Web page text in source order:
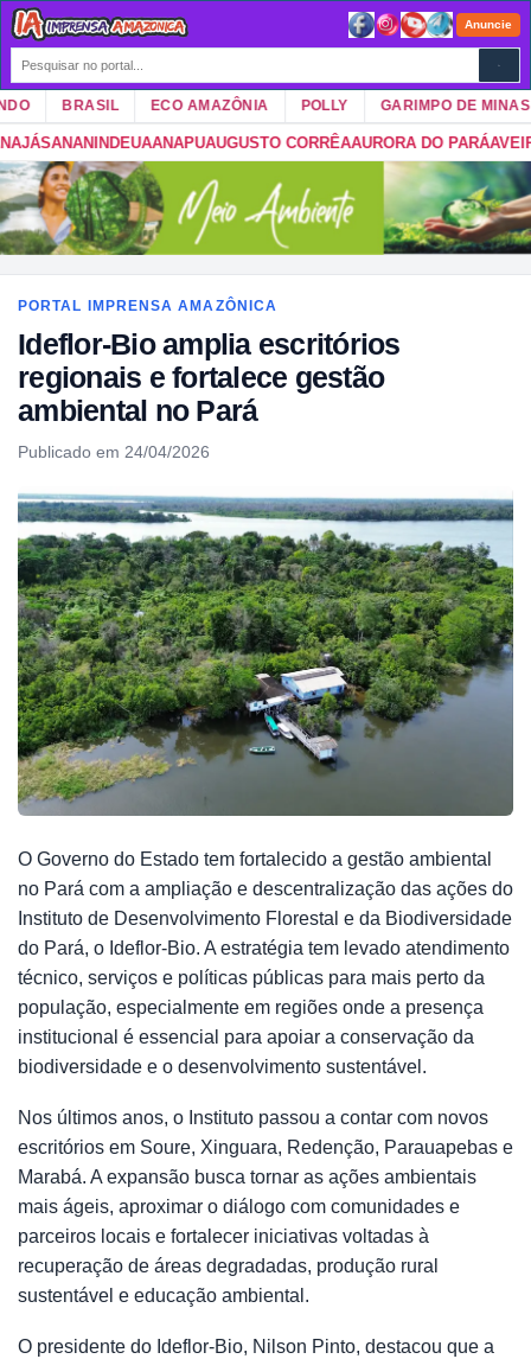
Anuncie
BRASIL ECO AMAZÔNIA POLLY GARIMPO DE MINAS
ANAPUAUGUSTO CORRÊAAURORA DO PARÁAVEIROBAGRE
PORTAL IMPRENSA AMAZÔNICA
Ideflor-Bio amplia escritórios
regionais e fortalece gestão
ambiental no Pará
Publicado em 24/04/2026
O Governo do Estado tem fortalecido a gestão ambiental
no Pará com a ampliação e descentralização das ações do
Instituto de Desenvolvimento Florestal e da Biodiversidade
do Pará, o Ideflor-Bio. A estratégia tem levado atendimento
técnico, serviços e políticas públicas para mais perto da
população, especialmente em regiões onde a presença
institucional é essencial para apoiar a conservação da
biodiversidade e o desenvolvimento sustentável.
Nos últimos anos, o Instituto passou a contar com novos
escritórios em Soure, Xinguara, Redenção, Parauapebas e
Marabá. A expansão busca tornar as ações ambientais
mais ágeis, aproximar o diálogo com comunidades e
parceiros locais e fortalecer iniciativas voltadas à
recuperação de áreas degradadas, produção rural
sustentável e educação ambiental.
O presidente do Ideflor-Bio, Nilson Pinto, destacou que a